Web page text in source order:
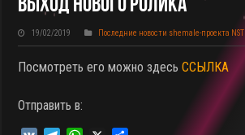
Выход Нового Ролика
19/02/2019 Последние новости shemale-проекта NST
Посмотреть его можно здесьССЫЛКА
Отправить в: